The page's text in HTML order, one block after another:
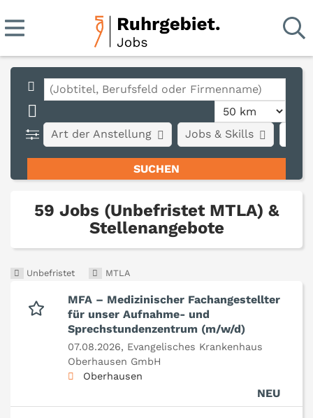
Art der Anstellung Jobs & Skills
59 Jobs (Unbefristet MTLA) &
Stellenangebote
Unbefristet MTLA
MFA – Medizinischer Fachangestellter
für unser Aufnahme- und
Sprechstundenzentrum (m/w/d)
07.08.2026, Evangelisches Krankenhaus
Oberhausen GmbH
Oberhausen
NEU